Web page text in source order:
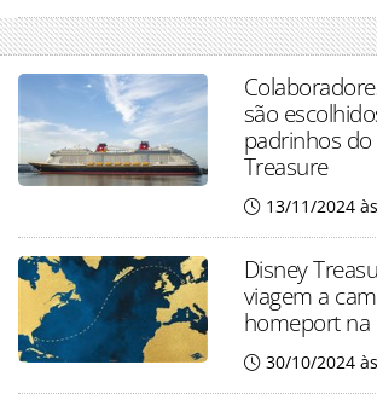
são
padrinhos do
Treasure
13/11/2024
Disney
viagem a
homeport na
30/10/2024